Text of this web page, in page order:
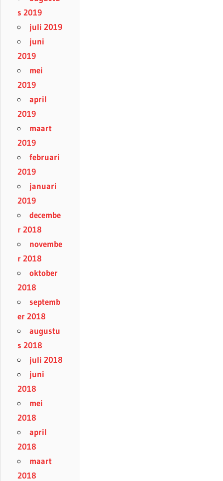
s 2019
juli 2019
juni
2019
mei
2019
april
2019
maart
2019
februari
2019
januari
2019
decembe
r 2018
novembe
r 2018
oktober
2018
septemb
er 2018
augustu
s 2018
juli 2018
juni
2018
mei
2018
april
2018
maart
2018